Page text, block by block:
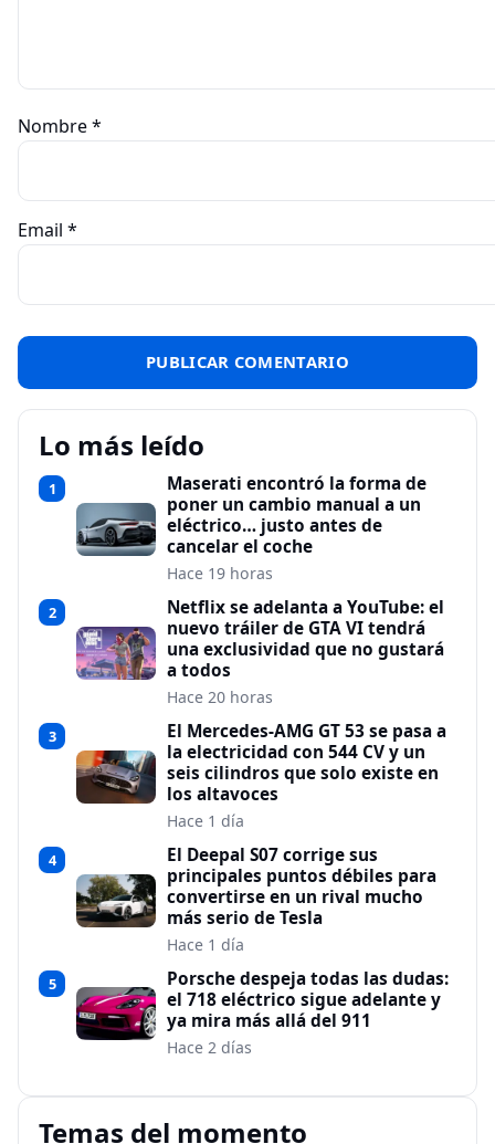
Nombre*
Email *
Lo más leído
1
Maserati encontró la forma de
poner un cambio manual a un
eléctrico… justo antes de
cancelar el coche
Hace 19 horas
2
Netflix se adelanta a YouTube: el
nuevo tráiler de GTA VI tendrá
una exclusividad que no gustará
a todos
Hace 20 horas
3
El Mercedes-AMG GT 53 se pasa a
la electricidad con 544 CV y un
seis cilindros que solo existe en
los altavoces
Hace 1 día
4
El Deepal S07 corrige sus
principales puntos débiles para
convertirse en un rival mucho
más serio de Tesla
Hace 1 día
5
Porsche despeja todas las dudas:
el 718 eléctrico sigue adelante y
ya mira más allá del 911
Hace 2 días
Temas del momento